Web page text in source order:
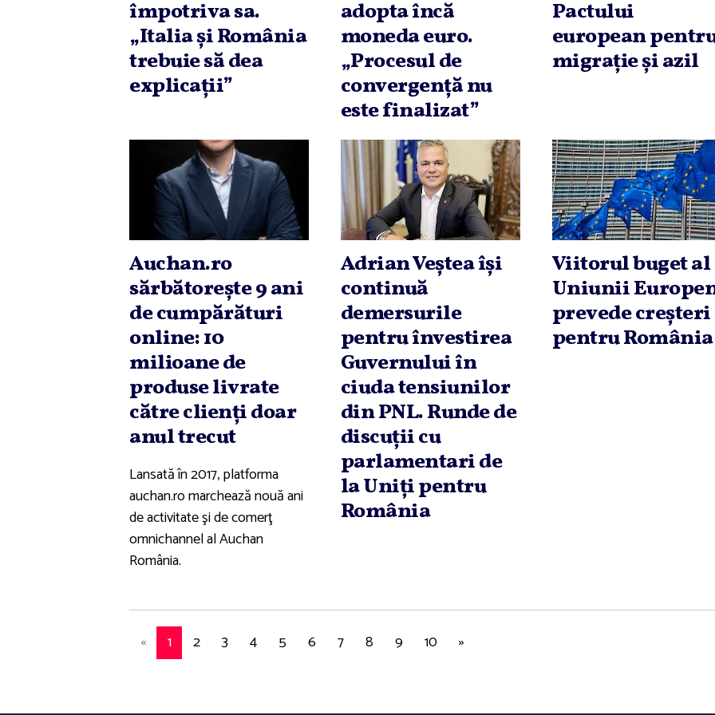
împotriva sa.
„Italia şi România
trebuie să dea
explicaţii”
adopta încă
moneda euro.
„Procesul de
convergenţă nu
este finalizat”
Pactului
european
migraţie şi azil
Auchan.ro
sărbătoreşte 9 ani
de cumpărături
online: 10
milioane de
produse livrate
către clienţi doar
anul trecut
Lansată în 2017, platforma
auchan.ro marchează nouă ani
de activitate şi de comerţ
omnichannel al Auchan
România.
Adrian Veştea îşi
continuă
demersurile
pentru învestirea
Guvernului în
ciuda tensiunilor
din PNL. Runde de
discuţii cu
parlamentari de
la Uniţi pentru
România
Viitorul buget al
Uniunii
prevede creşteri
pentru România
« 1 2 3 4 5 6 7 8 9 10 »